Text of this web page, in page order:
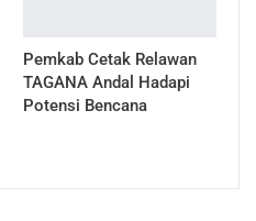
Pemkab Cetak Relawan
TAGANA Andal Hadapi
Potensi Bencana